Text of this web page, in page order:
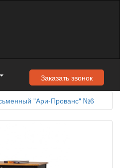
Заказать звонок
"Ари-Прованс" №6